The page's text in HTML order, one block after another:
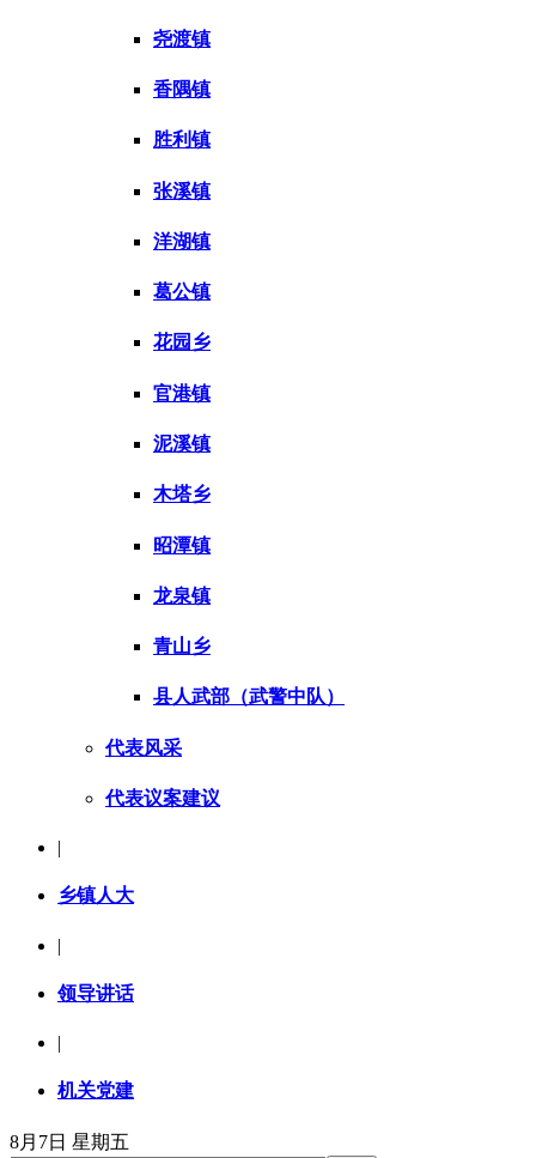
尧渡镇
香隅镇
胜利镇
张溪镇
洋湖镇
葛公镇
花园乡
官港镇
泥溪镇
木塔乡
昭潭镇
龙泉镇
青山乡
县人武部（武警中队）
代表风采
代表议案建议
|
乡镇人大
|
领导讲话
|
机关党建
8月7日 星期五